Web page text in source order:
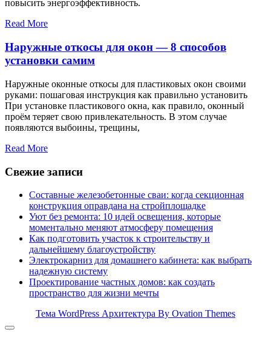
повысить энергоэффективность.
Read More
Наружные откосы для окон — 8 способов
установки самим
Наружные оконные откосы для пластиковых окон своими
руками: пошаговая инструкция как правильно установить
При установке пластикового окна, как правило, оконный
проём теряет свою привлекательность. В этом случае
появляются выбоины, трещины,
Read More
Свежие записи
Составные железобетонные сваи: когда секционная
конструкция оправдана на стройплощадке
Уют без ремонта: 10 идей освещения, которые
моментально меняют атмосферу помещения
Как подготовить участок к строительству и
дальнейшему благоустройству
Электрокарниз для домашнего кабинета: как выбрать
надежную систему
Проектирование частных домов: как создать
пространство для жизни мечты
Тема WordPress Архитектура By Ovation Themes